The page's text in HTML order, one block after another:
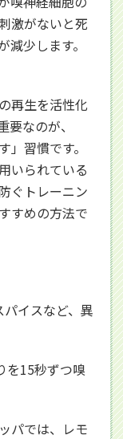
激がないと死
少します。
再生を活性化
なのが、
」習慣です。
いられている
ぐトレーニン
すめの方法で
イスなど、異
を15秒ずつ嗅
パでは、レモ